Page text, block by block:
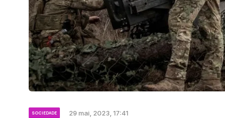
SOCIEDADE 29 mai, 2023, 17:41